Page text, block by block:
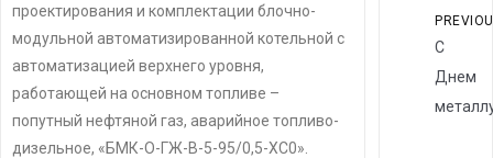
проектирования и комплектации блочно-
модульной автоматизированной котельной с
автоматизацией верхнего уровня,
работающей на основном топливе –
попутный нефтяной газ, аварийное топливо-
дизельное, «БМК-О-ГЖ-В-5-95/0,5-ХС0».
С
Днем